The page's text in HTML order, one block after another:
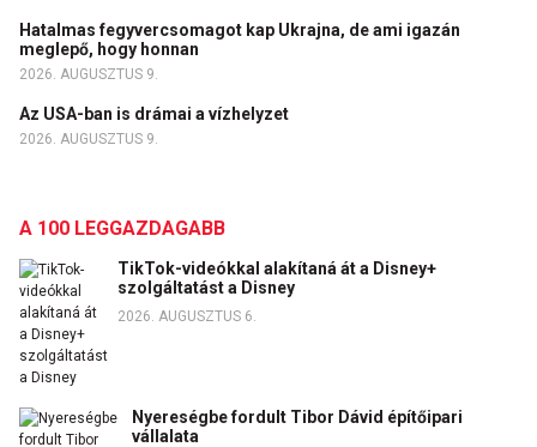
Hatalmas fegyvercsomagot kap Ukrajna, de ami igazán
meglepő, hogy honnan
2026. AUGUSZTUS 9.
Az USA-ban is drámai a vízhelyzet
2026. AUGUSZTUS 9.
A 100 LEGGAZDAGABB
TikTok-videókkal alakítaná át a Disney+
szolgáltatást a Disney
2026. AUGUSZTUS 6.
Nyereségbe fordult Tibor Dávid építőipari
vállalata